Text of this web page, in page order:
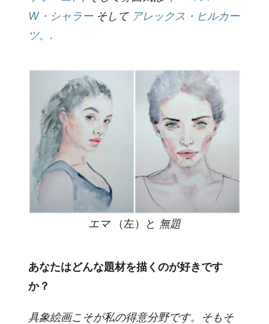
W・シャラーそして アレックス・ヒルカー
ツ。.
エマ（左）と 無題
あなたはどんな題材を描くのが好きです
か？
具象絵画こそが私の得意分野です。そもそ